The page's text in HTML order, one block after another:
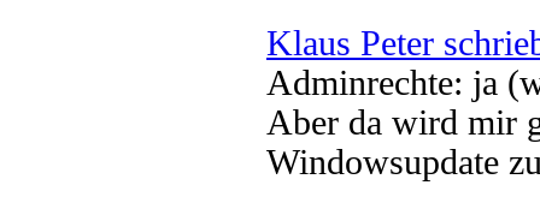
Klaus Peter
Adminrechte: ja
Aber da wird mir
Windowsupdate